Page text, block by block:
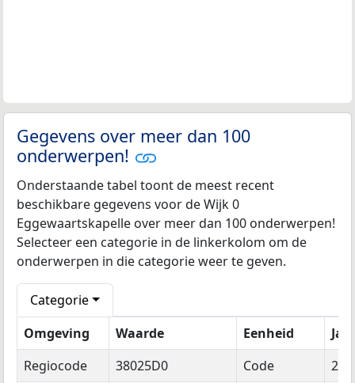
Gegevens over meer dan 100
onderwerpen!
Onderstaande tabel toont de meest recent
beschikbare gegevens voor de Wijk 0
Eggewaartskapelle over meer dan 100 onderwerpen!
Selecteer een categorie in de linkerkolom om de
onderwerpen in die categorie weer te geven.
Categorie
Omgeving
Waarde Eenheid
Regiocode
38025D0 Code